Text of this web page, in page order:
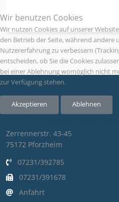
KONTAKT
Zerrennerstr. 43-45
75172 Pforzheim
07231/392785
07231/391678
Anfahrt
Wir benutzen Cookies
Wir nutzen Cookies auf unserer
den Betrieb der Seite, während andere
Nutzererfahrung zu verbessern
entscheiden, ob Sie die Cookies
bei einer Ablehnung womöglich nicht
zur Verfügung stehen.
Akzeptieren Ablehnen